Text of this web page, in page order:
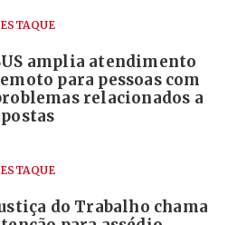
amplia atendimento
para pessoas com
relacionados a
do Trabalho chama